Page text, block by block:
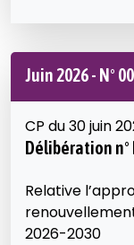
Juin 2026 - N°
CP du 30 juin
Délibération n°
Relative
2026-2030